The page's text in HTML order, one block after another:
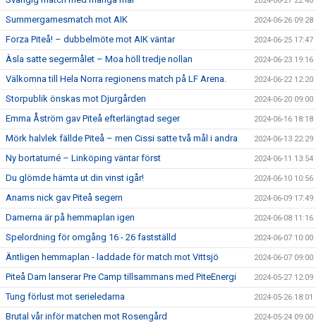
Summergamesmatch mot AIK 2024-06-26 09:28
Forza Piteå! – dubbelmöte mot AIK väntar 2024-06-25 17:47
Àsla satte segermålet – Moa höll tredje nollan 2024-06-23 19:16
Välkomna till Hela Norra regionens match på LF Arena. 2024-06-22 12:20
Storpublik önskas mot Djurgården 2024-06-20 09:00
Emma Åström gav Piteå efterlängtad seger 2024-06-16 18:18
Mörk halvlek fällde Piteå – men Cissi satte två mål i andra 2024-06-13 22:29
Ny bortaturné – Linköping väntar först 2024-06-11 13:54
Du glömde hämta ut din vinst igår! 2024-06-10 10:56
Anams nick gav Piteå segern 2024-06-09 17:49
Damerna är på hemmaplan igen 2024-06-08 11:16
Spelordning för omgång 16 - 26 fastställd 2024-06-07 10:00
Äntligen hemmaplan - laddade för match mot Vittsjö 2024-06-07 09:00
Piteå Dam lanserar Pre Camp tillsammans med PiteEnergi 2024-05-27 12:09
Tung förlust mot serieledarna 2024-05-26 18:01
Brutal vår inför matchen mot Rosengård 2024-05-24 09:00